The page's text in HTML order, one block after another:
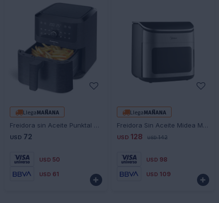
LlegaMAÑANA
Freidora sin Aceite Punktal PK-374 FD 5.5L Digital 1700W
USD 72
USD 50
USD 61

LlegaMAÑANA
Freidora Sin Aceite Midea MF-CY120K 12Lt Táctil 2000W Ub
USD 128 USD 142
USD 98
USD 109
